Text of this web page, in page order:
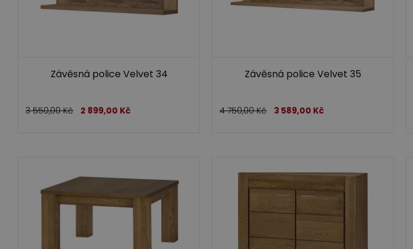
Závěsná police Velvet 34
3 550,00Kč 2 899,00 Kč
Závěsná police Velvet 35
4 750,00Kč 3 589,00 Kč